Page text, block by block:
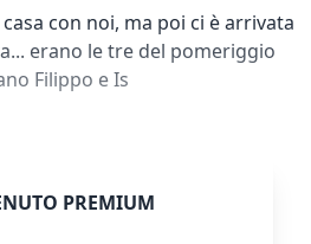
con noi, ma poi ci è arrivata
erano le tre del pomeriggio
Filippo e Is
PREMIUM